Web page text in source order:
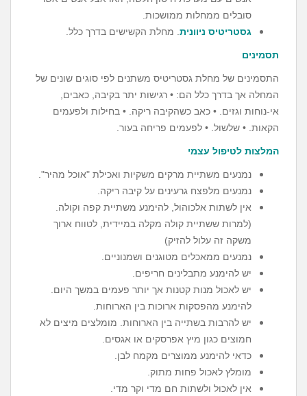
סובלים ממחלות ממושכות.
גסטריטיס ניוונית . מחלת הקשישים בדרך כלל.
תסמינים
התסמינים של מחלת גסטריטיס משתנים לפי סוגים שונים של
המחלה אך בדרך כלל הם: • רגישות יתר בקיבה, כאבים,
אי-נוחות וגזים. • כאב כשהקיבה ריקה. • בחילות ולפעמים
הקאות. • שלשול. • לפעמים פריחה בעור.
המלצות לטיפול עצמי
נמנעים משתיית מרקים משקיות ואכילת "אוכל מהיר".
נמנעים מלפצח גרעינים על קיבה ריקה.
אין לשתות אלכוהול, להימנע משתיית קפה וקולה.
(למרות ששתיית קולה מקלה במיידית, לטווח ארוך
משקה זה עלול להזיק)
נמנעים ממאכלים מטוגנים ושמנוניים.
יש להימנע מתבלינים חריפים.
יש לאכול מנות קטנות אך יותר פעמים במשך היום.
להימנע מהפסקות ארוכות בין הארוחות.
יש להרבות בשתייה בין הארוחות. מומלצים מיצים לא
חמוצים כגון מיץ אפרסקים או אגסים.
כדאי להימנע ממוצרים מקמח לבן.
מומלץ לאכול פחות מתוק.
אין לאכול ולשתות חם מדי וקר מדי.